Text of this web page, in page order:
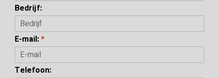
Bedrijf:
E-mail:*
Telefoon: